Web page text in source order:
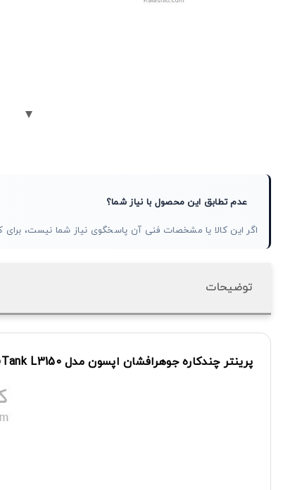
عدم تطابق این محصول با نیاز شما؟
اگر این کالا یا مشخصات فنی آن پاسخگوی نیاز شما نیست،
توضیحات
پرینتر چندکاره جوهرافشان اپسون مدل L3150